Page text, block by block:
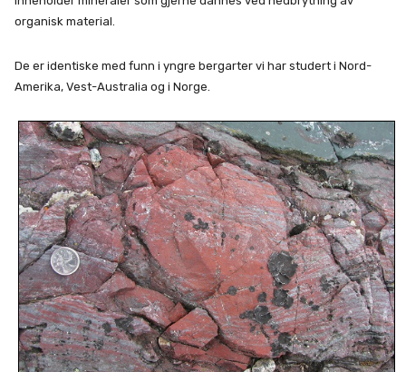
organisk material.
De er identiske med funn i yngre bergarter vi har studert i Nord-
Amerika, Vest-Australia og i Norge.